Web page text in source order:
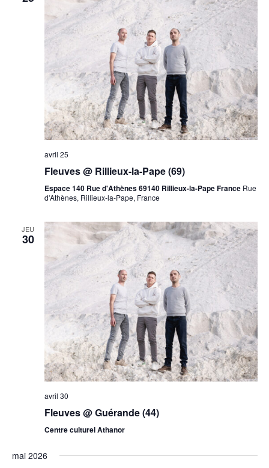
avril 25
Fleuves @ Rillieux-la-Pape (69)
Espace 140 Rue d'Athènes 69140 Rillieux-la-Pape France Rue
d'Athènes, Rillieux-la-Pape, France
JEU
30
avril 30
Fleuves @ Guérande (44)
Centre culturel Athanor
mai 2026